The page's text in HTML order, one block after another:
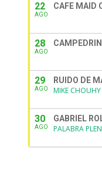
22
AGO
CAFE MAID
28
AGO
29
AGO
RUIDO DE
MIKE CHOUHY
30
AGO
GABRIEL
PALABRA